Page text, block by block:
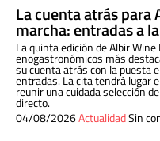
La cuenta atrás para
marcha: entradas a
La quinta edición de Albir
enogastronómicos más
su cuenta atrás con la puesta
entradas. La cita tendrá lugar
reunir una cuidada selección
directo.
04/08/2026ActualidadSin